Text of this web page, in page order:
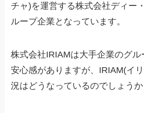
チャ)を運営する株式会社ディー
ループ企業となっています。
株式会社IRIAMは大手企業のグル
安心感がありますが、IRIAM(イ
況はどうなっているのでしょうか